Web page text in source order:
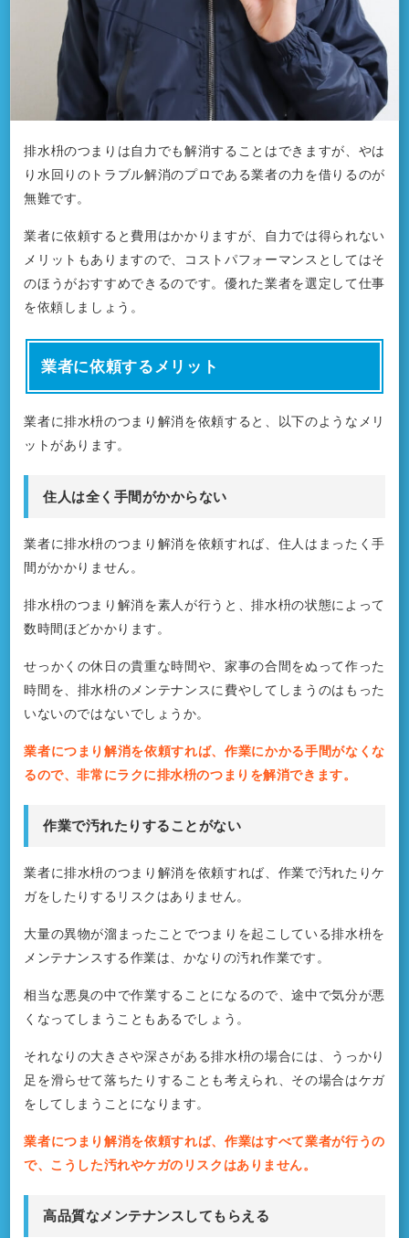
排水枡のつまりは自力でも解消することはできますが、やは
り水回りのトラブル解消のプロである業者の力を借りるのが
無難です。
業者に依頼すると費用はかかりますが、自力では得られない
メリットもありますので、コストパフォーマンスとしてはそ
のほうがおすすめできるのです。優れた業者を選定して仕事
を依頼しましょう。
業者に依頼するメリット
業者に排水枡のつまり解消を依頼すると、以下のようなメリ
ットがあります。
住人は全く手間がかからない
業者に排水枡のつまり解消を依頼すれば、住人はまったく手
間がかかりません。
排水枡のつまり解消を素人が行うと、排水枡の状態によって
数時間ほどかかります。
せっかくの休日の貴重な時間や、家事の合間をぬって作った
時間を、排水枡のメンテナンスに費やしてしまうのはもった
いないのではないでしょうか。
業者につまり解消を依頼すれば、作業にかかる手間がなくな
るので、非常にラクに排水枡のつまりを解消できます。
作業で汚れたりすることがない
業者に排水枡のつまり解消を依頼すれば、作業で汚れたりケ
ガをしたりするリスクはありません。
大量の異物が溜まったことでつまりを起こしている排水枡を
メンテナンスする作業は、かなりの汚れ作業です。
相当な悪臭の中で作業することになるので、途中で気分が悪
くなってしまうこともあるでしょう。
それなりの大きさや深さがある排水枡の場合には、うっかり
足を滑らせて落ちたりすることも考えられ、その場合はケガ
をしてしまうことになります。
業者につまり解消を依頼すれば、作業はすべて業者が行うの
で、こうした汚れやケガのリスクはありません。
高品質なメンテナンスしてもらえる